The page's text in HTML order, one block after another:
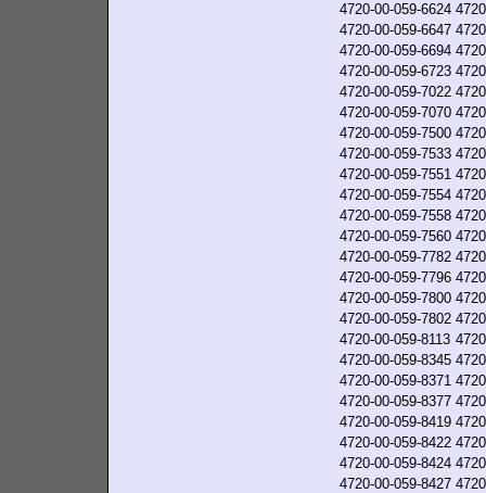
4720-00-059-6624
4720-00-059-6647
4720-00-059-6694
4720-00-059-6723
4720-00-059-7022
4720-00-059-7070
4720-00-059-7500
4720-00-059-7533
4720-00-059-7551
4720-00-059-7554
4720-00-059-7558
4720-00-059-7560
4720-00-059-7782
4720-00-059-7796
4720-00-059-7800
4720-00-059-7802
4720-00-059-8113
4720-00-059-8345
4720-00-059-8371
4720-00-059-8377
4720-00-059-8419
4720-00-059-8422
4720-00-059-8424
4720-00-059-8427